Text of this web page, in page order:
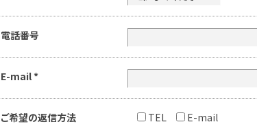
電話番号
E-mail *
ご希望の返信方法 TEL E-mail